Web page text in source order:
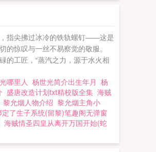
，指尖拂过冰冷的铁轨螺钉——这是
惊叹与一丝不易察觉的敬服。
的工匠，“蒸汽之力，源于水火相
哪里人 杨世光简介出生年月 杨
盛唐改造计划txt精校版全集 海贼
黎允烟人物介绍 黎允烟主角小
了生子系统(留黎)笔趣阁无弹窗
海贼情圣四皇从离开万国开始(蛇